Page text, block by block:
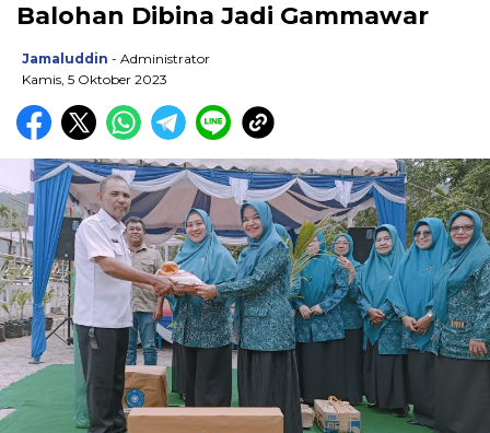
Balohan Dibina Jadi Gammawar
Jamaluddin - Administrator
Kamis, 5 Oktober 2023